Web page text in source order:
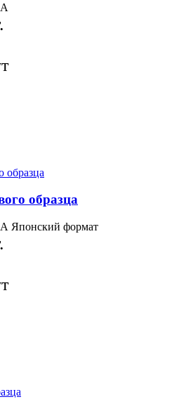
образца
Японский формат